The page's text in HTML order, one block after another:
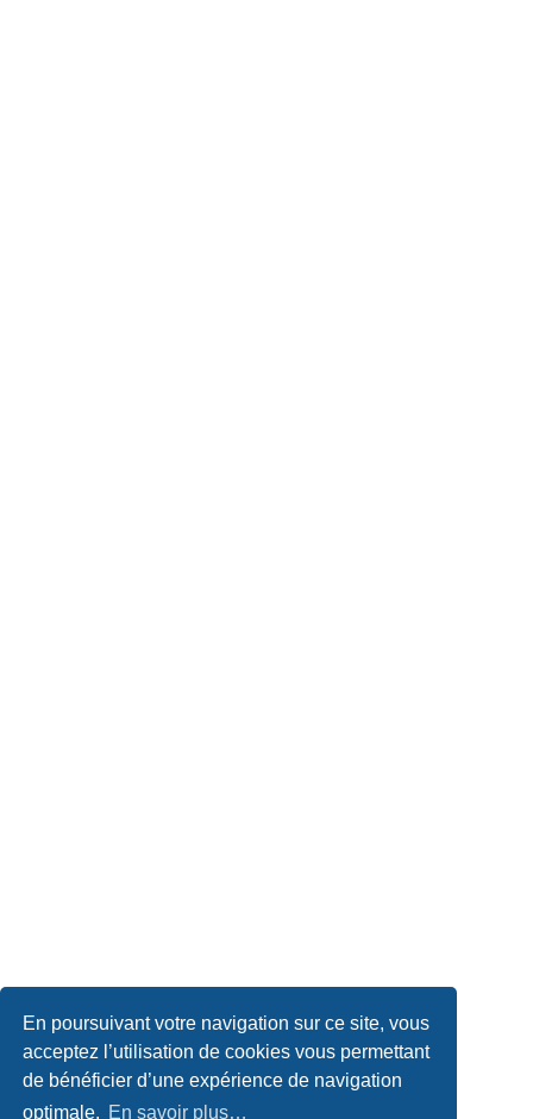
En poursuivant votre navigation sur ce site, vous
acceptez l’utilisation de cookies vous permettant
de bénéficier d’une expérience de navigation
optimale. En savoir plus…